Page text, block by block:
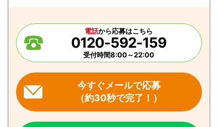
電話から応募はこちら
0120-592-159
受付時間8:00～22:00
今すぐメールで応募
（約30秒で完了！）